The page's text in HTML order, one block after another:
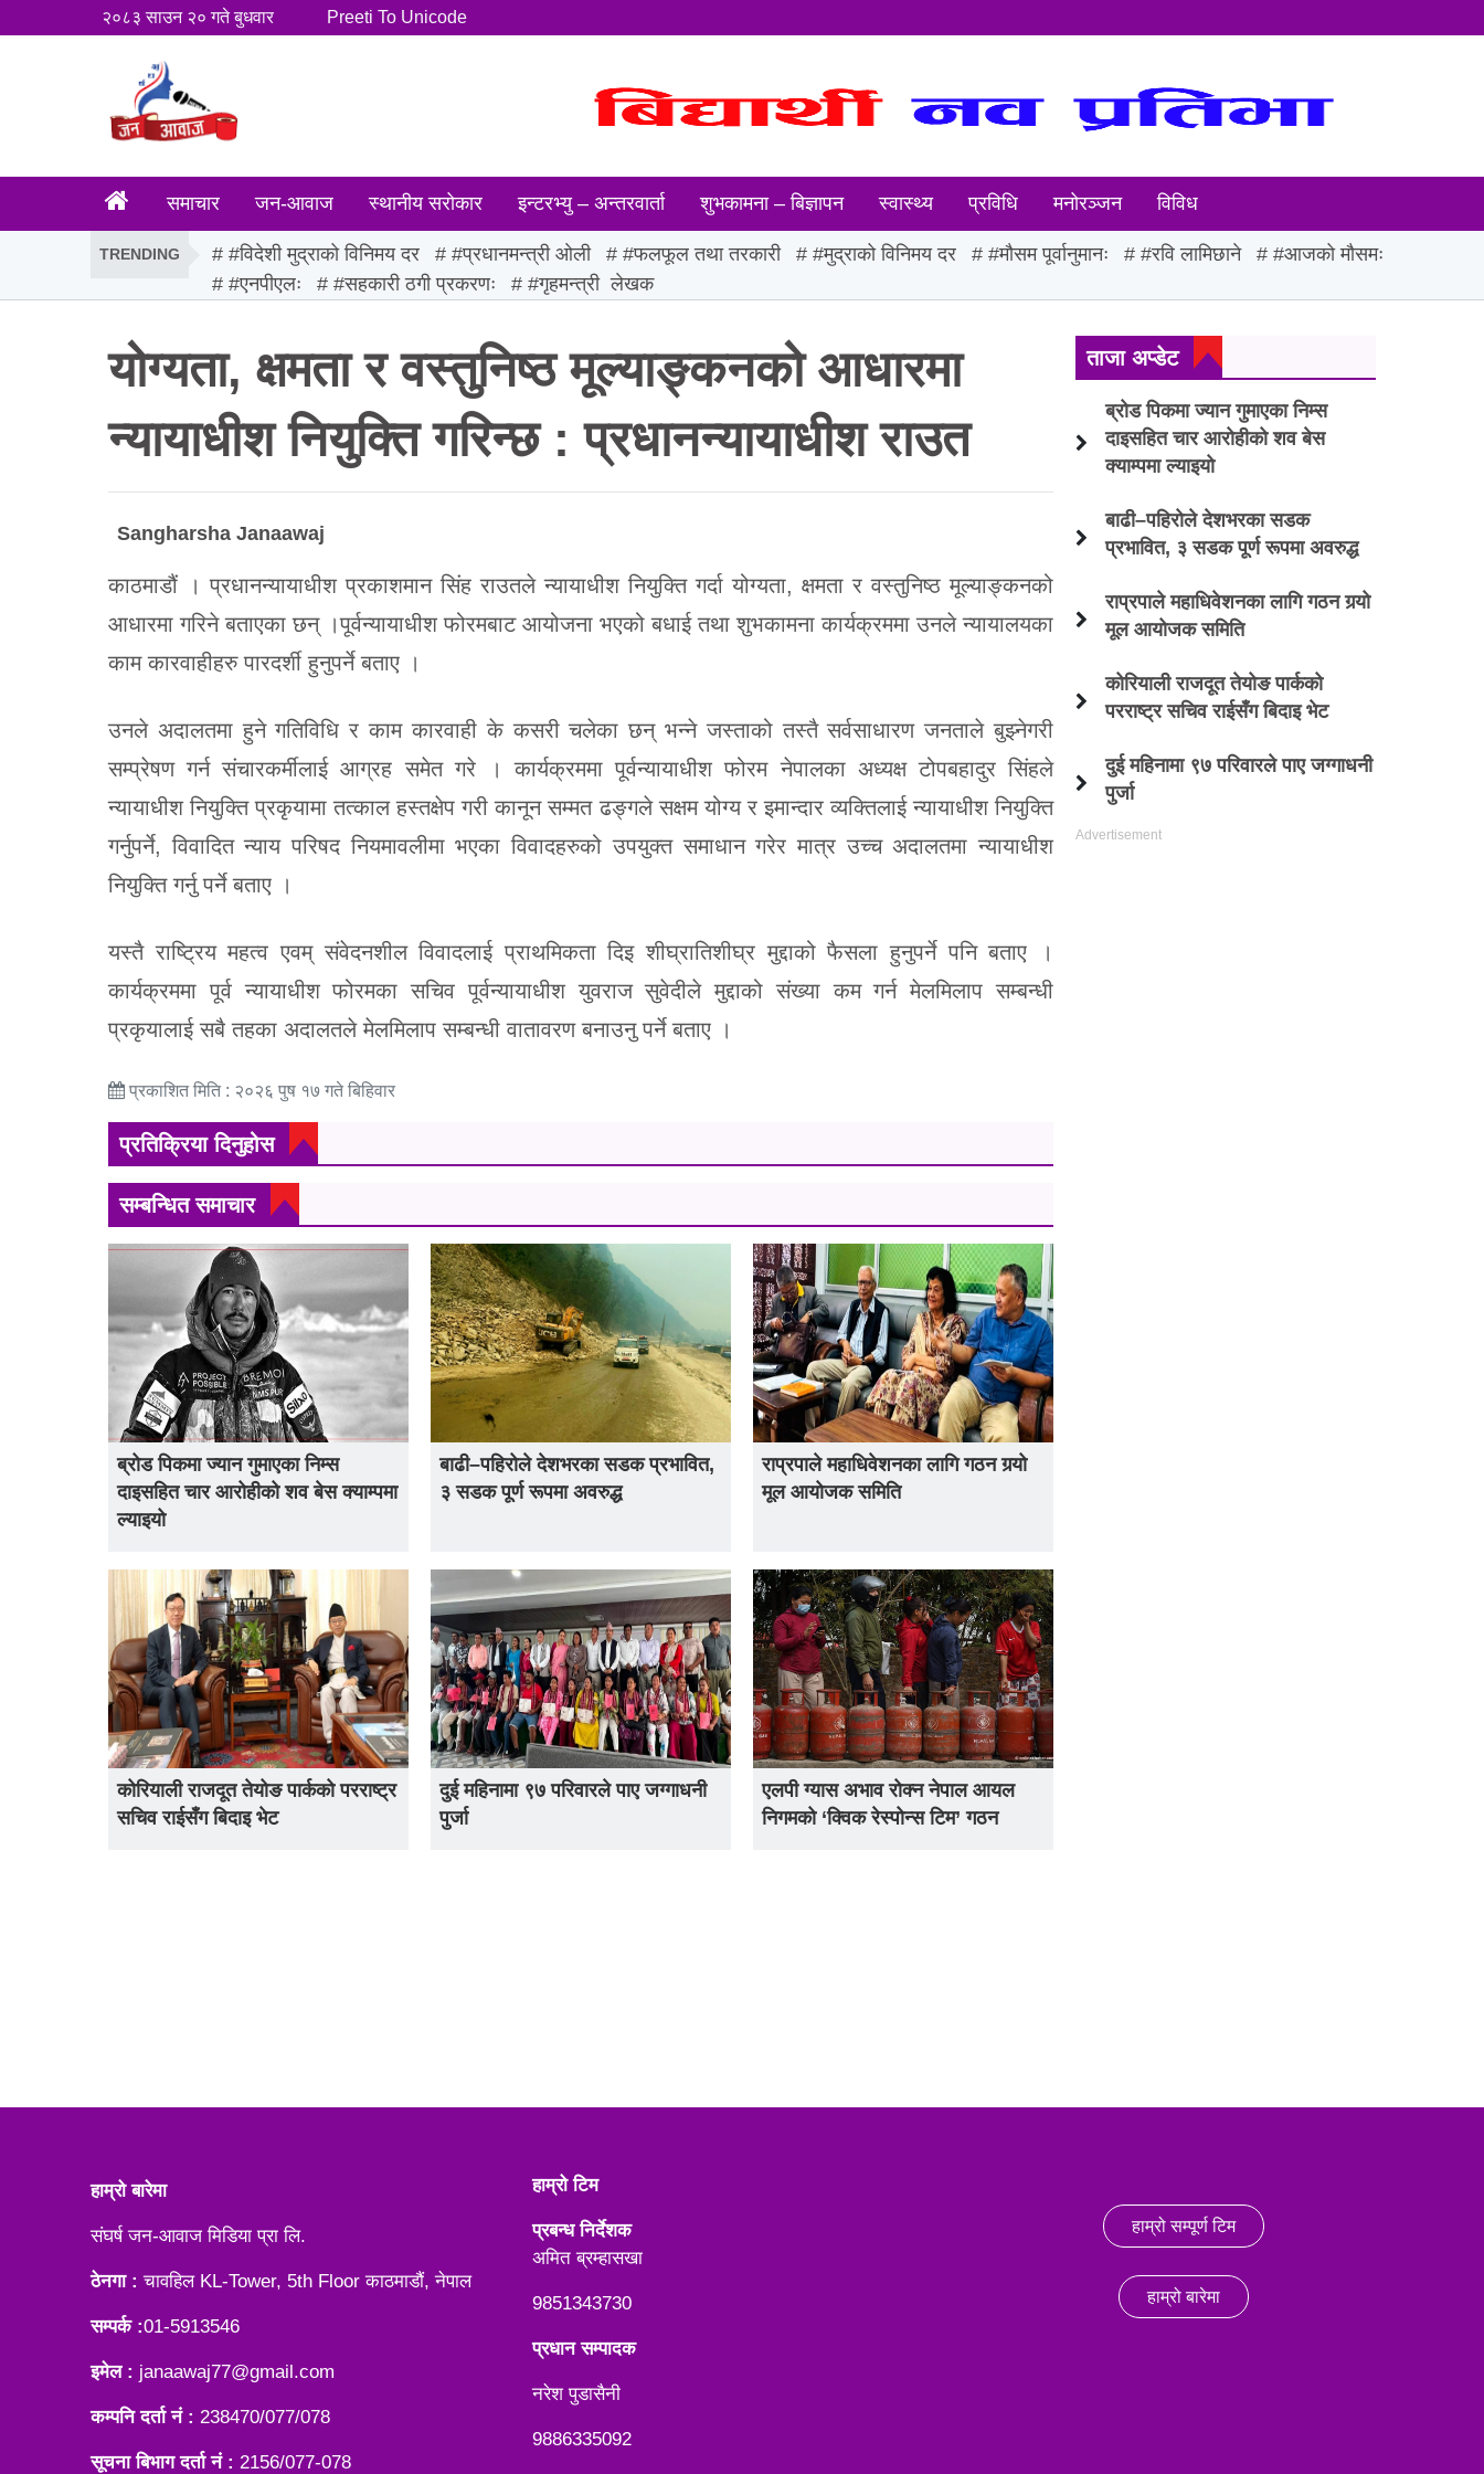
२०८३ साउन २० गते बुधवार Preeti To Unicode
समाचार जन-आवाज स्थानीय सरोकार इन्टरभ्यु – अन्तरवार्ता शुभकामना – बिज्ञापन स्वास्थ्य प्रविधि मनोरञ्जन विविध
TRENDING #विदेशी मुद्राको विनिमय दर #प्रधानमन्त्री ओली #फलफूल तथा तरकारी #मुद्राको विनिमय दर #मौसम पूर्वानुमानः #रवि लामिछाने
#आजको मौसमः
#एनपीएलः
#सहकारी ठगी प्रकरणः #गृहमन्त्री लेखक
योग्यता, क्षमता र वस्तुनिष्ठ मूल्याङ्कनको आधारमा
न्यायाधीश नियुक्ति गरिन्छ : प्रधानन्यायाधीश राउत
Sangharsha Janaawaj
काठमाडौं । प्रधानन्यायाधीश प्रकाशमान सिंह राउतले न्यायाधीश नियुक्ति गर्दा योग्यता, क्षमता र वस्तुनिष्ठ मूल्याङ्कनको
आधारमा गरिने बताएका छन् ।पूर्वन्यायाधीश फोरमबाट आयोजना भएको बधाई तथा शुभकामना कार्यक्रममा उनले न्यायालयका
काम कारवाहीहरु पारदर्शी हुनुपर्ने बताए ।
उनले अदालतमा हुने गतिविधि र काम कारवाही के कसरी चलेका छन् भन्ने जस्ताको तस्तै सर्वसाधारण जनताले बुझ्नेगरी
सम्प्रेषण गर्न संचारकर्मीलाई आग्रह समेत गरे । कार्यक्रममा पूर्वन्यायाधीश फोरम नेपालका अध्यक्ष टोपबहादुर सिंहले
न्यायाधीश नियुक्ति प्रकृयामा तत्काल हस्तक्षेप गरी कानून सम्मत ढङ्गले सक्षम योग्य र इमान्दार व्यक्तिलाई न्यायाधीश नियुक्ति
गर्नुपर्ने, विवादित न्याय परिषद नियमावलीमा भएका विवादहरुको उपयुक्त समाधान गरेर मात्र उच्च अदालतमा न्यायाधीश
नियुक्ति गर्नु पर्ने बताए ।
यस्तै राष्ट्रिय महत्व एवम् संवेदनशील विवादलाई प्राथमिकता दिइ शीघ्रातिशीघ्र मुद्दाको फैसला हुनुपर्ने पनि बताए ।
कार्यक्रममा पूर्व न्यायाधीश फोरमका सचिव पूर्वन्यायाधीश युवराज सुवेदीले मुद्दाको संख्या कम गर्न मेलमिलाप सम्बन्धी
प्रकृयालाई सबै तहका अदालतले मेलमिलाप सम्बन्धी वातावरण बनाउनु पर्ने बताए ।
प्रकाशित मिति : २०२६ पुष १७ गते बिहिवार
प्रतिक्रिया दिनुहोस
सम्बन्धित समाचार
ब्रोड पिकमा ज्यान गुमाएका निम्स
दाइसहित चार आरोहीको शव बेस क्याम्पमा
ल्याइयो
बाढी–पहिरोले देशभरका सडक प्रभावित,
३ सडक पूर्ण रूपमा अवरुद्ध
राप्रपाले महाधिवेशनका लागि गठन गर्‍यो
मूल आयोजक समिति
कोरियाली राजदूत तेयोङ पार्कको परराष्ट्र
सचिव राईसँग बिदाइ भेट
दुई महिनामा ९७ परिवारले पाए जग्गाधनी
पुर्जा
एलपी ग्यास अभाव रोक्न नेपाल आयल
निगमको ‘क्विक रेस्पोन्स टिम’ गठन
ताजा अप्डेट
ब्रोड पिकमा ज्यान गुमाएका निम्स
दाइसहित चार आरोहीको शव बेस
क्याम्पमा ल्याइयो
बाढी–पहिरोले देशभरका सडक
प्रभावित, ३ सडक पूर्ण रूपमा अवरुद्ध
राप्रपाले महाधिवेशनका लागि गठन गर्‍यो
मूल आयोजक समिति
कोरियाली राजदूत तेयोङ पार्कको
परराष्ट्र सचिव राईसँग बिदाइ भेट
दुई महिनामा ९७ परिवारले पाए जग्गाधनी
पुर्जा
हाम्रो बारेमा
संघर्ष जन-आवाज मिडिया प्रा लि.
ठेनगा : चावहिल KL-Tower, 5th Floor काठमाडौं, नेपाल
सम्पर्क :01-5913546
इमेल : janaawaj77@gmail.com
कम्पनि दर्ता नं : 238470/077/078
सूचना बिभाग दर्ता नं : 2156/077-078
हाम्रो टिम
प्रबन्ध निर्देशक
अमित ब्रम्हासखा
9851343730
प्रधान सम्पादक
नरेश पुडासैनी
9886335092
हाम्रो सम्पूर्ण टिम
हाम्रो बारेमा